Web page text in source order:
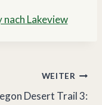
Lakeview
WEITER
Desert Trail 3: